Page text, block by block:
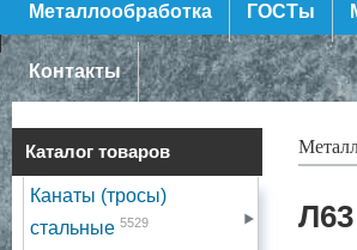
Металлообработка ГОСТы
Контакты
Каталог товаров
Канаты (тросы)
стальные 5529